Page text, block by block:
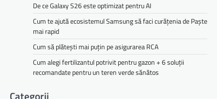
De ce Galaxy S26 este optimizat pentru AI
Cum te ajută ecosistemul Samsung să faci curățenia de Paște
mai rapid
Cum să plătești mai puțin pe asigurarea RCA
Cum alegi fertilizantul potrivit pentru gazon + 6 soluții
recomandate pentru un teren verde sănătos